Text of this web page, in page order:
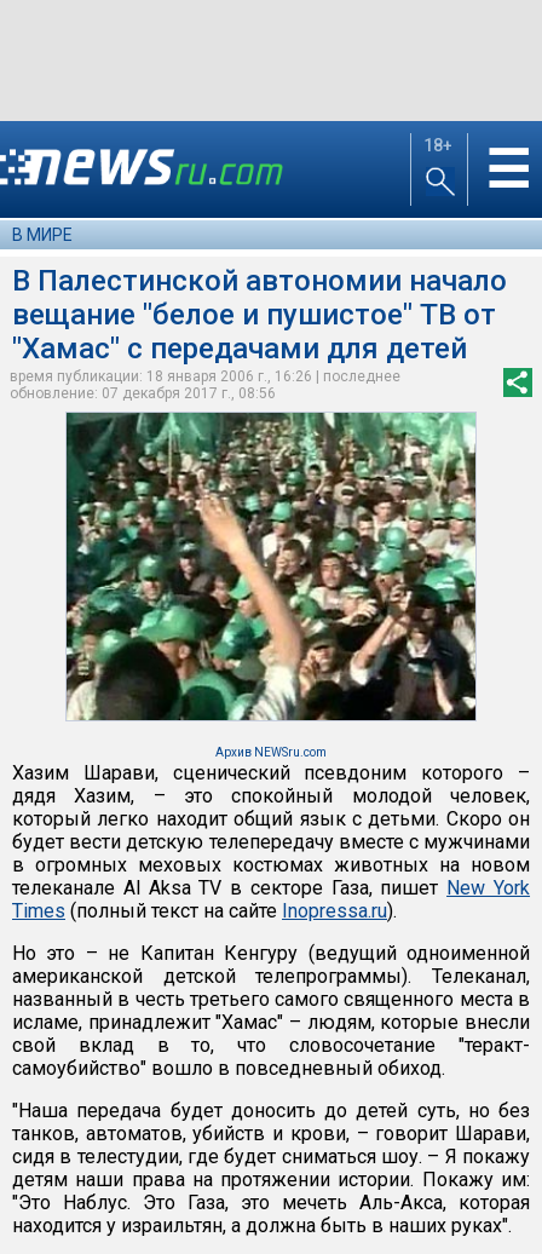
18+ ☰
В МИРЕ
В Палестинской автономии начало
вещание "белое и пушистое" ТВ от
"Хамас" с передачами для детей
время публикации: 18 января 2006 г., 16:26 | последнее
обновление: 07 декабря 2017 г., 08:56
Архив NEWSru.com
Хазим Шарави, сценический псевдоним которого –
дядя Хазим, – это спокойный молодой человек,
который легко находит общий язык с детьми. Скоро он
будет вести детскую телепередачу вместе с мужчинами
в огромных меховых костюмах животных на новом
телеканале Al Aksa TV в секторе Газа, пишет New York
Times (полный текст на сайте Inopressa.ru).
Но это – не Капитан Кенгуру (ведущий одноименной
американской детской телепрограммы). Телеканал,
названный в честь третьего самого священного места в
исламе, принадлежит "Хамас" – людям, которые внесли
свой вклад в то, что словосочетание "теракт-
самоубийство" вошло в повседневный обиход.
"Наша передача будет доносить до детей суть, но без
танков, автоматов, убийств и крови, – говорит Шарави,
сидя в телестудии, где будет сниматься шоу. – Я покажу
детям наши права на протяжении истории. Покажу им:
"Это Наблус. Это Газа, это мечеть Аль-Акса, которая
находится у израильтян, а должна быть в наших руках".